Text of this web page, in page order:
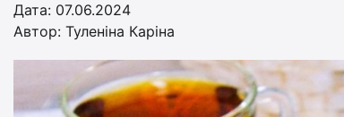
Дата: 07.06.2024
Автор: Туленіна Каріна